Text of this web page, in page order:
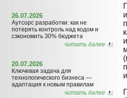
26.07.2026
Аутсорс разработки: как не
потерять контроль над кодом и
сэкономить 30% бюджета
читать далее
20.07.2026
Ключевая задача для
технологического бизнеса —
адаптация к новым правилам
читать далее